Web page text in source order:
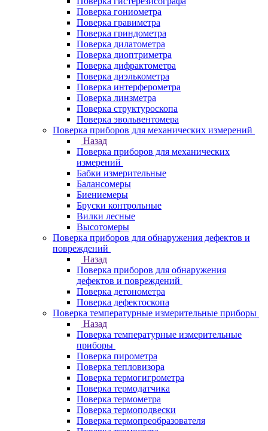
Поверка гониометра
Поверка гравиметра
Поверка гриндометра
Поверка дилатометра
Поверка диоптриметра
Поверка дифрактометра
Поверка диэлькометра
Поверка интерферометра
Поверка линзметра
Поверка структуроскопа
Поверка эвольвентомера
Поверка приборов для механических измерений
Назад
Поверка приборов для механических
измерений
Бабки измерительные
Балансомеры
Биениемеры
Бруски контрольные
Вилки лесные
Высотомеры
Поверка приборов для обнаружения дефектов и
повреждений
Назад
Поверка приборов для обнаружения
дефектов и повреждений
Поверка детонометра
Поверка дефектоскопа
Поверка температурные измерительные приборы
Назад
Поверка температурные измерительные
приборы
Поверка пирометра
Поверка тепловизора
Поверка термогигрометра
Поверка термодатчика
Поверка термометра
Поверка термоподвески
Поверка термопреобразователя